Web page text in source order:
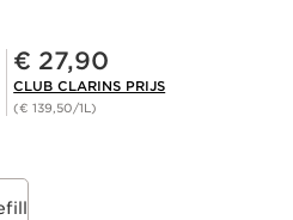
Club Clarins Prijs € 27,90
€ 27,90
CLUB CLARINS PRIJS
(€ 139,50/1L)